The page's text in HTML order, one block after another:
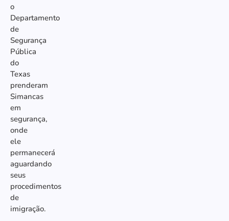
o
Departamento
de
Segurança
Pública
do
Texas
prenderam
Simancas
em
segurança,
onde
ele
permanecerá
aguardando
seus
procedimentos
de
imigração.